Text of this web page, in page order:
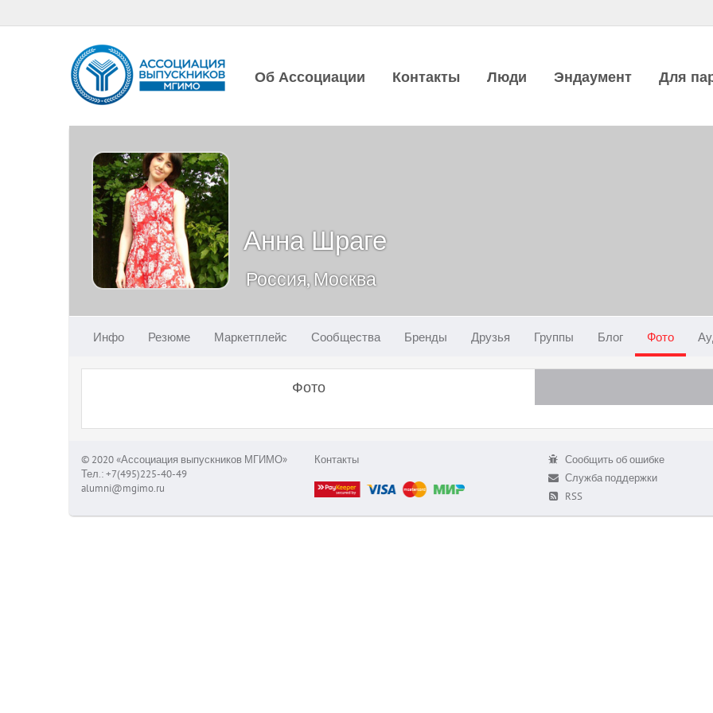
Об Ассоциации Контакты Люди Эндаумент Для
Анна Шраге
Россия, Москва
Инфо Резюме Маркетплейс Сообщества Бренды Друзья Группы Блог Фото
Фото
© 2020 «Ассоциация выпускников МГИМО»
Тел.: +7(495)225-40-49
alumni@mgimo.ru
Контакты
Сообщить об ошибке
Служба поддержки
RSS